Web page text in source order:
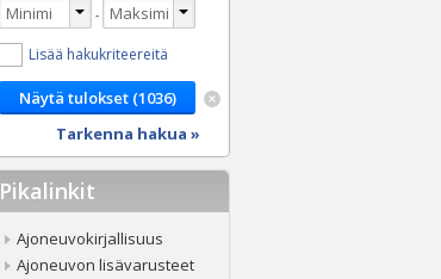
-
Lisää hakukriteereitä
Tarkenna hakua »
Pikalinkit
Ajoneuvokirjallisuus
Ajoneuvon lisävarusteet